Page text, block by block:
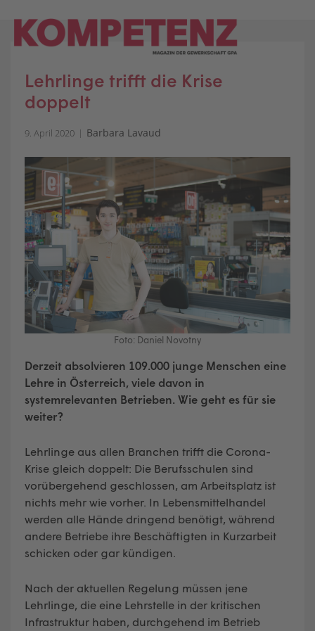
content
Lehrlinge trifft die Krise
doppelt
9. April 2020 Barbara Lavaud
Foto: Daniel Novotny
Derzeit absolvieren 109.000 junge Menschen eine
Lehre in Österreich, viele davon in
systemrelevanten Betrieben. Wie geht es für sie
weiter?
Lehrlinge aus allen Branchen trifft die Corona-
Krise gleich doppelt: Die Berufsschulen sind
vorübergehend geschlossen, am Arbeitsplatz ist
nichts mehr wie vorher. In Lebensmittelhandel
werden alle Hände dringend benötigt, während
andere Betriebe ihre Beschäftigten in Kurzarbeit
schicken oder gar kündigen.
Nach der aktuellen Regelung müssen jene
Lehrlinge, die eine Lehrstelle in der kritischen
Infrastruktur haben, durchgehend im Betrieb